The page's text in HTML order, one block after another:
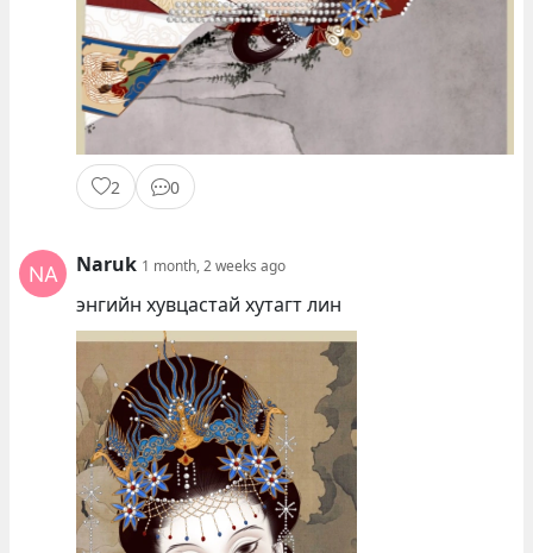
2 0
Naruk 1 month, 2 weeks ago
энгийн хувцастай хутагт лин